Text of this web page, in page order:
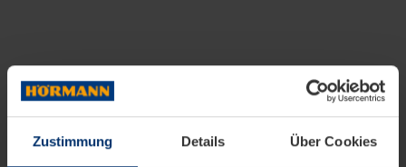
Zustimmung Details Über Cookies